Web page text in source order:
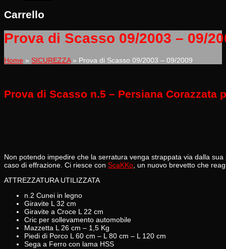
Carrello
Prova di Scasso 09/2003 – 09/
Home » SICUREZZA» Prova di Scasso 09/2003 – 09/2009
Prova di Scasso n.5 – Persiana Corazzata
Non potendo impedire che la serratura venga strappata via dalla
caso di effrazione. Ci riesce con ScaKKo, un nuovo brevetto che
ATTREZZATURA UTILIZZATA
n.2 Cunei in legno
Giravite L 32 cm
Giravite a Croce L 22 cm
Cric per sollevamento automobile
Mazzetta L 26 cm – 1,5 Kg
Piedi di Porco L 60 cm – L 80 cm – L 120 cm
Sega a Ferro con lama HSS